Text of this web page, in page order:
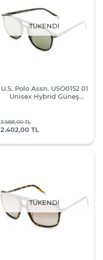
TÜKENDI
U.S. Polo Assn. USO0152 01
Unisex Hybrid Güneş
2.402,00 TL
3.588,00 TL
TÜKENDI